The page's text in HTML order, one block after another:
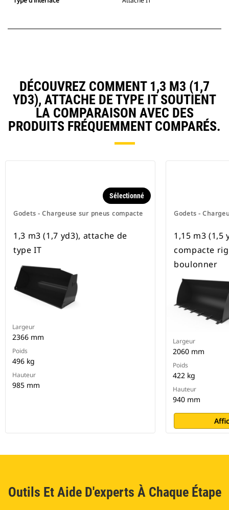
DÉCOUVREZ COMMENT 1,3 M3 (1,7
YD3), ATTACHE DE TYPE IT SOUTIENT
LA COMPARAISON AVEC DES
PRODUITS FRÉQUEMMENT COMPARÉS.
Godets - Chargeuse sur pneus compacte
Sélectionné
1,3 m3 (1,7 yd3), attache de
type IT
Largeur
2366 mm
Poids
496 kg
Hauteur
985 mm
Godets -
1,15 m3 (1,5
compacte
boulonner
Largeur
2060 mm
Poids
422 kg
Hauteur
940 mm
Outils Et Aide D'experts À Chaque Étape